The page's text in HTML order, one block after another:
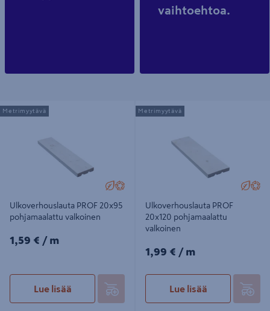
vaihtoehtoa.
Ulkoverhouslauta PROF 20x95
pohjamaalattu valkoinen
Ulkoverhouslauta PROF 20x95
pohjamaalattu valkoinen
1,59€/m
1,59 € / m
Lue lisää
Metrimyytävä
Ulkoverhouslauta PROF 20x120
pohjamaalattu valkoinen
Ulkoverhouslauta PROF
20x120 pohjamaalattu
valkoinen
1,99€/m
1,99 € / m
Lue lisää
Metrimyytävä